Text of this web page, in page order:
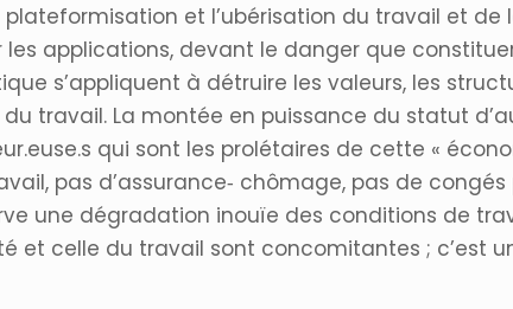
et l’ubérisation du travail et
applications, devant le danger que
s’appliquent à détruire les valeurs, les
travail. La montée en puissance du statut
qui sont les prolétaires de cette «
pas d’assurance‐ chômage, pas de
une dégradation inouïe des conditions de
et celle du travail sont concomitantes ; c’est